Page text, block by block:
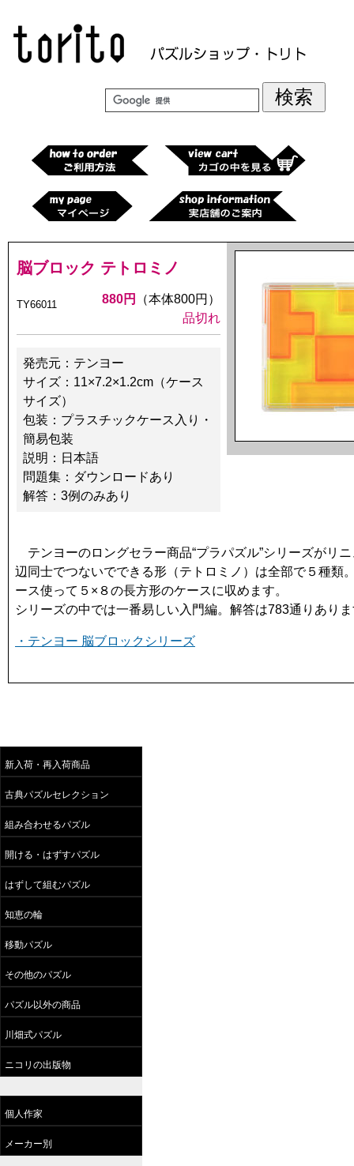
脳ブロック テトロミノ
TY66011 880円
（本体800円）
品切れ
発売元：テンヨー
サイズ：11×7.2×1.2cm（ケース
サイズ）
包装：プラスチックケース入り・
簡易包装
説明：日本語
問題集：ダウンロードあり
解答：3例のみあり
テンヨーのロングセラー商品“プラパズル”シリーズがリ
辺同士でつないでできる形（テトロミノ）は全部で５種類
ース使って５×８の長方形のケースに収めます。
シリーズの中では一番易しい入門編。解答は783通りあり
・テンヨー 脳ブロックシリーズ
新入荷・再入荷商品
古典パズルセレクション
組み合わせるパズル
開ける・はずすパズル
はずして組むパズル
知恵の輪
移動パズル
その他のパズル
パズル以外の商品
川畑式パズル
ニコリの出版物
個人作家
メーカー別